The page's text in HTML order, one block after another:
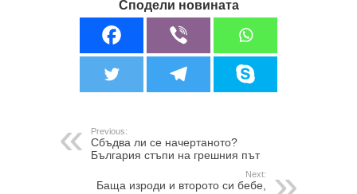
Сподели новината
Previous:
Сбъдва ли се начертаното?
България стъпи на грешния път
Next:
Баща изроди и второто си бебе,